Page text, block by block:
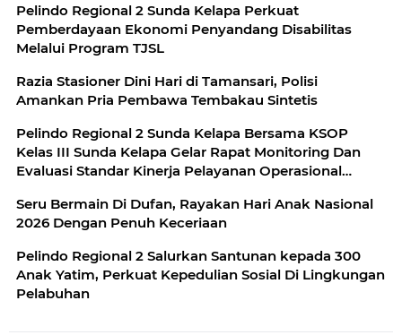
Pelindo Regional 2 Sunda Kelapa Perkuat
Pemberdayaan Ekonomi Penyandang Disabilitas
Melalui Program TJSL
Razia Stasioner Dini Hari di Tamansari, Polisi
Amankan Pria Pembawa Tembakau Sintetis
Pelindo Regional 2 Sunda Kelapa Bersama KSOP
Kelas III Sunda Kelapa Gelar Rapat Monitoring Dan
Evaluasi Standar Kinerja Pelayanan Operasional
Seru Bermain Di Dufan, Rayakan Hari Anak Nasional
2026 Dengan Penuh Keceriaan
Pelindo Regional 2 Salurkan Santunan kepada 300
Anak Yatim, Perkuat Kepedulian Sosial Di Lingkungan
Pelabuhan